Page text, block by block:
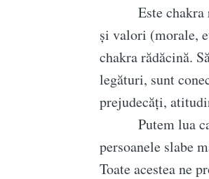
Este chakra
și valori (morale,
chakra rădăcină.
legături, sunt
prejudecăți,
Putem lua ca și
persoanele slabe
Toate acestea ne